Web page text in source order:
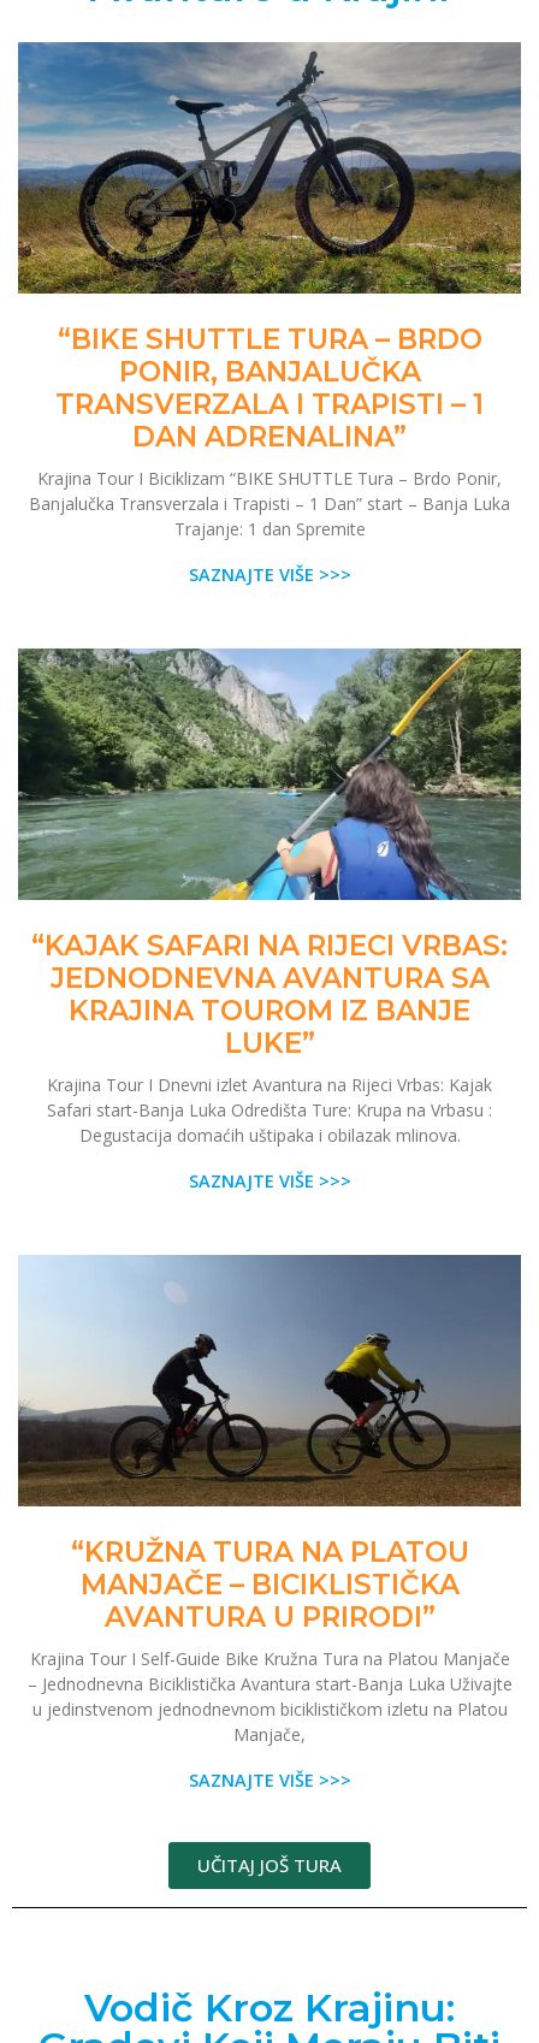
“BIKE SHUTTLE TURA – BRDO
PONIR, BANJALUČKA
TRANSVERZALA I TRAPISTI – 1
DAN ADRENALINA”
Krajina Tour I Biciklizam “BIKE SHUTTLE Tura – Brdo Ponir,
Banjalučka Transverzala i Trapisti – 1 Dan” start – Banja Luka
Trajanje: 1 dan Spremite
SAZNAJTE VIŠE >>>
“KAJAK SAFARI NA RIJECI VRBAS:
JEDNODNEVNA AVANTURA SA
KRAJINA TOUROM IZ BANJE
LUKE”
Krajina Tour I Dnevni izlet Avantura na Rijeci Vrbas: Kajak
Safari start-Banja Luka Odredišta Ture: Krupa na Vrbasu :
Degustacija domaćih uštipaka i obilazak mlinova.
SAZNAJTE VIŠE >>>
“KRUŽNA TURA NA PLATOU
MANJAČE – BICIKLISTIČKA
AVANTURA U PRIRODI”
Krajina Tour I Self-Guide Bike Kružna Tura na Platou Manjače
– Jednodnevna Biciklistička Avantura start-Banja Luka Uživajte
u jedinstvenom jednodnevnom biciklističkom izletu na Platou
Manjače,
SAZNAJTE VIŠE >>>
UČITAJ JOŠ TURA
Vodič Kroz Krajinu: